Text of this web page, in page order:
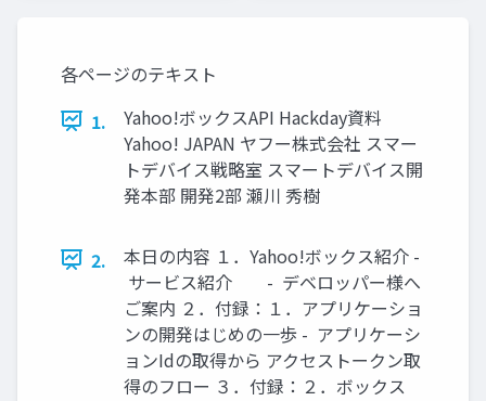
各ページのテキスト
1.
Yahoo!ボックスAPI Hackday資料
Yahoo! JAPAN ヤフー株式会社 スマー
トデバイス戦略室 スマートデバイス開
発本部 開発2部 瀬川 秀樹
2.
本日の内容 １．Yahoo!ボックス紹介 -
サービス紹介 - デベロッパー様へ
ご案内 ２．付録：１．アプリケーショ
ンの開発はじめの一歩 - アプリケーシ
ョンIdの取得から アクセストークン取
得のフロー ３．付録：２．ボックス